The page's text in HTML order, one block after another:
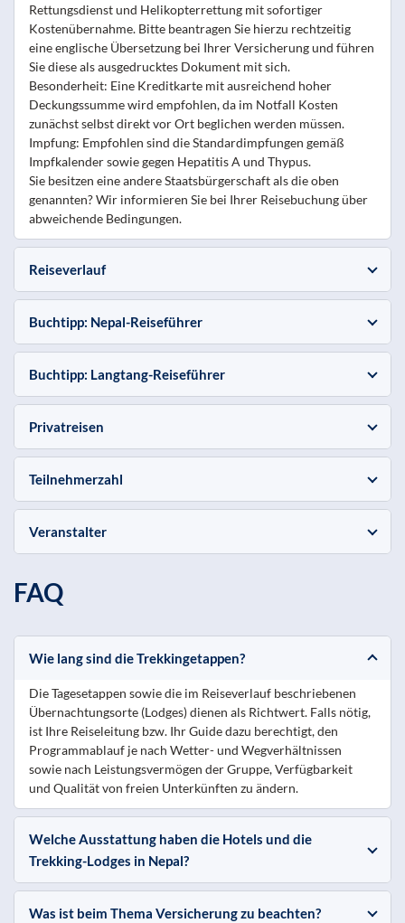
Rettungsdienst und Helikopterrettung mit sofortiger
Kostenübernahme. Bitte beantragen Sie hierzu rechtzeitig
eine englische Übersetzung bei Ihrer Versicherung und führen
Sie diese als ausgedrucktes Dokument mit sich.
Besonderheit: Eine Kreditkarte mit ausreichend hoher
Deckungssumme wird empfohlen, da im Notfall Kosten
zunächst selbst direkt vor Ort beglichen werden müssen.
Impfung: Empfohlen sind die Standardimpfungen gemäß
Impfkalender sowie gegen Hepatitis A und Thypus.
Sie besitzen eine andere Staatsbürgerschaft als die oben
genannten? Wir informieren Sie bei Ihrer Reisebuchung über
abweichende Bedingungen.
Reiseverlauf
Buchtipp: Nepal-Reiseführer
Buchtipp: Langtang-Reiseführer
Privatreisen
Teilnehmerzahl
Veranstalter
FAQ
Wie lang sind die Trekkingetappen?
Die Tagesetappen sowie die im Reiseverlauf beschriebenen
Übernachtungsorte (Lodges) dienen als Richtwert. Falls nötig,
ist Ihre Reiseleitung bzw. Ihr Guide dazu berechtigt, den
Programmablauf je nach Wetter- und Wegverhältnissen
sowie nach Leistungsvermögen der Gruppe, Verfügbarkeit
und Qualität von freien Unterkünften zu ändern.
Welche Ausstattung haben die Hotels und die
Trekking-Lodges in Nepal?
Was ist beim Thema Versicherung zu beachten?